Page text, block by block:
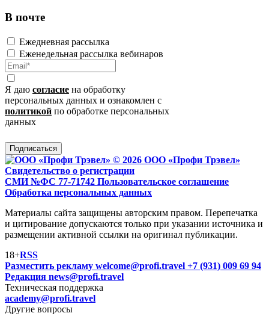
В почте
Ежедневная рассылка
Еженедельная рассылка вебинаров
Я даю согласие на обработку
персональных данных и ознакомлен с
политикой по обработке персональных
данных
Подписаться
© 2026 ООО «Профи Трэвeл»
Свидетельство о регистрации
СМИ №ФС 77-71742 Пользовательское соглашение
Обработка персональных данных
Материалы сайта защищены авторским правом. Перепечатка
и цитирование допускаются только при указании источника и
размещении активной ссылки на оригинал публикации.
18+RSS
Разместить рекламу welcome@profi.travel +7 (931) 009 69 94
Редакция news@profi.travel
Техническая поддержка
academy@profi.travel
Другие вопросы